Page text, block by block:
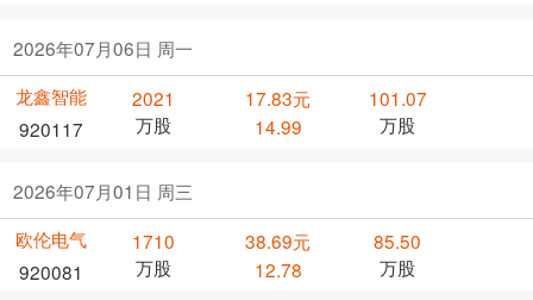
2026年07月06日 周一
龙鑫智能
920117
2021
万股
17.83元
14.99
101.07
万股
2026年07月01日 周三
欧伦电气
920081
1710
万股
38.69元
12.78
85.50
万股